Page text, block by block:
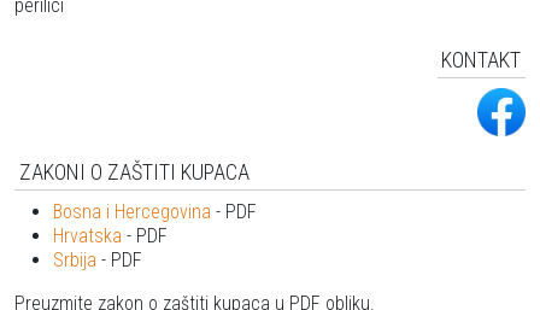
KONTAKT
ZAKONI O ZAŠTITI KUPACA
Bosna i Hercegovina - PDF
Hrvatska - PDF
Srbija - PDF
Preuzmite zakon o zaštiti kupaca u PDF obliku.